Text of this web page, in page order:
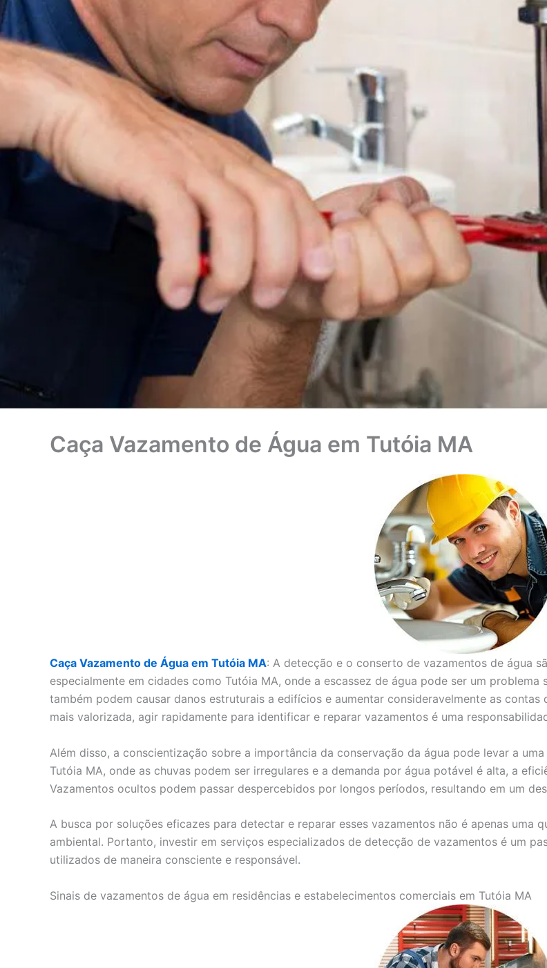
Caça Vazamento de Água em Tutóia MA
Caça Vazamento de Água em Tutóia MA: A detecção e o conserto de vazamentos de água
especialmente em cidades como Tutóia MA, onde a escassez de água pode ser um
também podem causar danos estruturais a edifícios e aumentar consideravelmente as
mais valorizada, agir rapidamente para identificar e reparar vazamentos é uma
Além disso, a conscientização sobre a importância da conservação da água pode levar a
Tutóia MA, onde as chuvas podem ser irregulares e a demanda por água potável é alta, a
Vazamentos ocultos podem passar despercebidos por longos períodos, resultando em um
A busca por soluções eficazes para detectar e reparar esses vazamentos não é apenas uma
ambiental. Portanto, investir em serviços especializados de detecção de vazamentos é um
utilizados de maneira consciente e responsável.
Sinais de vazamentos de água em residências e estabelecimentos comerciais em Tutóia MA